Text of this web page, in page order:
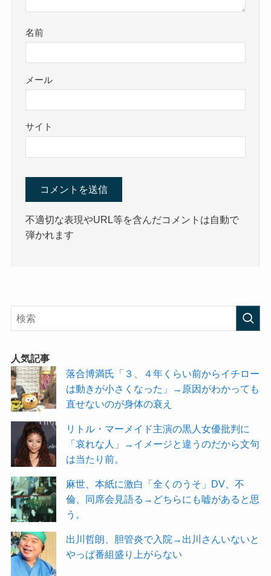
名前
メール
サイト
不適切な表現やURL等を含んだコメントは自動で
弾かれます
人気記事
落合博満氏「３、４年くらい前からイチロー
は動きが小さくなった」→原因がわかっても
直せないのが身体の衰え
リトル・マーメイド主演の黒人女優批判に
「哀れな人」→イメージと違うのだから文句
は当たり前。
麻世、本紙に激白「全くのうそ」DV、不
倫、同席会見語る→どちらにも嘘があると思
う。
出川哲朗、胆管炎で入院→出川さんいないと
やっぱ番組盛り上がらない